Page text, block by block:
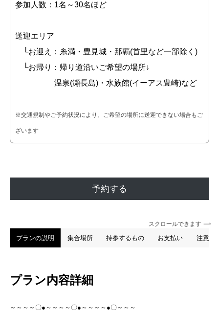
参加人数：1名～30名ほど
送迎エリア
└お迎え：糸満・豊見城・那覇(首里など一部除く)
└お帰り：帰り道沿いご希望の場所↓
温泉(瀬長島)・水族館(イーアス豊崎)など
※交通規制やご予約状況により、ご希望の場所に送迎できない場合もご
ざいます
予約する
スクロールできます
プランの説明 集合場所 持参するもの お支払い 注意事
プラン内容詳細
～～～～〇●～～～～〇●～～～～●〇～～～